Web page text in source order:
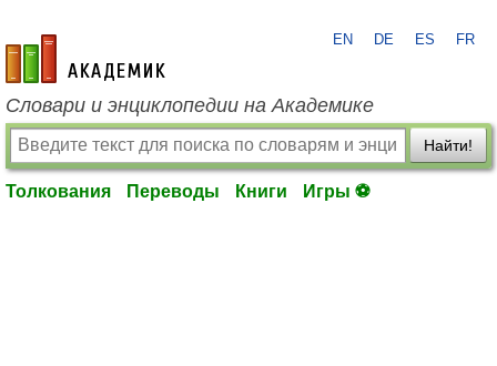
academic.ru
EN DE ES FR
Словари и энциклопедии на Академике
Найти!
Толкования Переводы Книги Игры ⚽